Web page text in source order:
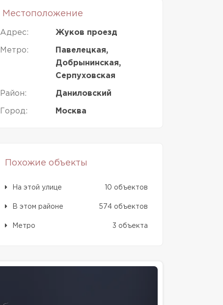
Местоположение
Адрес: Жуков проезд
Метро:
Павелецкая,
Добрынинская,
Серпуховская
Район: Даниловский
Город: Москва
Похожие объекты
На этой улице 10 объектов
В этом районе 574 объектов
Метро 3 объекта